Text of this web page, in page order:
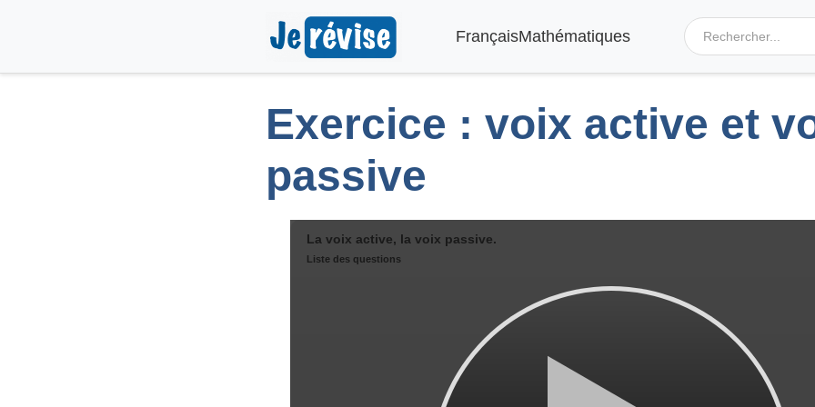
FrançaisMathématiques
Exercice : voix active et
passive